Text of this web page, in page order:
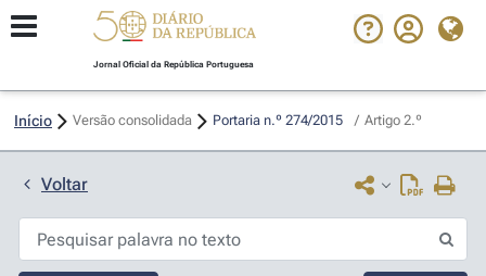
Jornal Oficial da República Portuguesa
Início Versão consolidada Portaria n.º 274/2015 / Artigo 2.º
Voltar